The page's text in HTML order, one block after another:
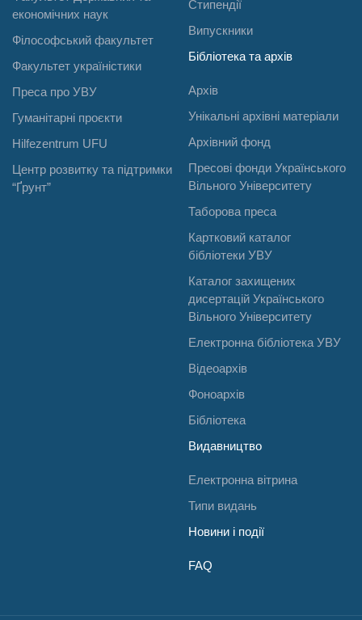
економічних наук
Філософський факультет
Факультет україністики
Преса про УВУ
Гуманітарні проєкти
Hilfezentrum UFU
Центр розвитку та підтримки
“Ґрунт”
Стипендії
Випускники
Бібліотека та архів
Архів
Унікальні архівні матеріали
Архівний фонд
Пресові фонди Українського
Вільного Університету
Таборова преса
Картковий каталог
бібліотеки УВУ
Каталог захищених
дисертацій Українського
Вільного Університету
Електронна бібліотека УВУ
Відеоархів
Фоноархів
Бібліотека
Видавництво
Електронна вітрина
Типи видань
Новини і події
FAQ